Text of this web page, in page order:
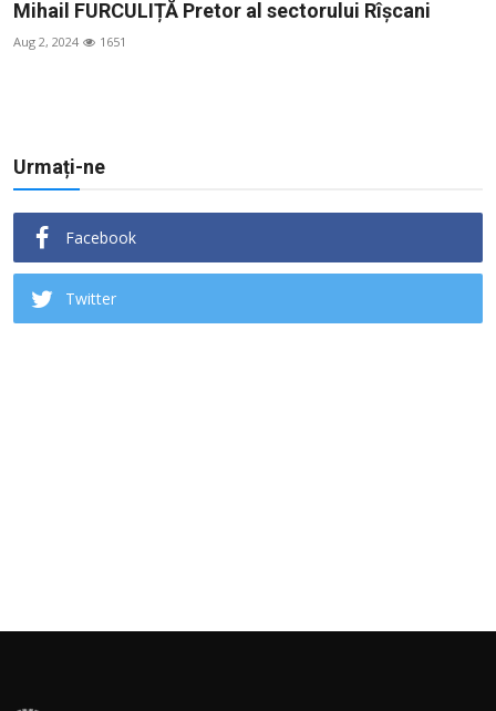
SERVICII
Mihail FURCULIȚĂ Pretor al sectorului Rîșcani
Aug 2, 2024 1651
Urmați-ne
Facebook
Twitter